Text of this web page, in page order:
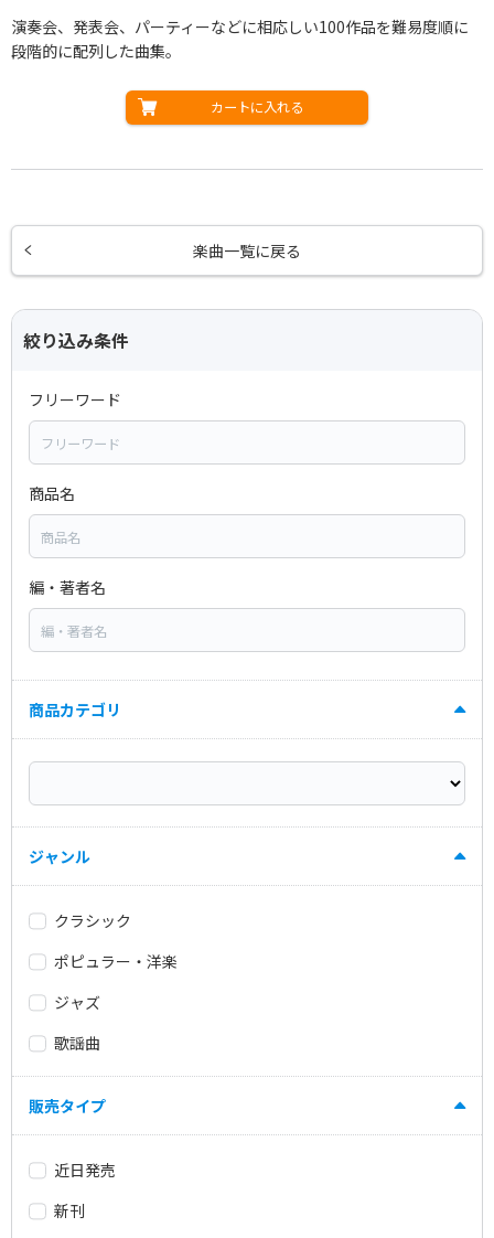
演奏会、発表会、パーティーなどに相応しい100作品を難易度順に
段階的に配列した曲集。
カートに入れる
楽曲一覧に戻る
絞り込み条件
フリーワード
商品名
編・著者名
商品カテゴリ
ジャンル
クラシック
ポピュラー・洋楽
ジャズ
歌謡曲
販売タイプ
近日発売
新刊